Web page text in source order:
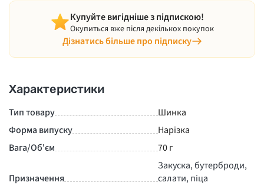
Купуйте вигідніше з підпискою!
Окупиться вже після декількох покупок
Дізнатись більше про підписку
Характеристики
Тип товару
Шинка
Форма випуску
Нарізка
Вага/Об'єм
70 г
Призначення
Закуска, бутерброди,
салати, піца